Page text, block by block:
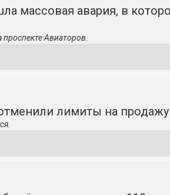
массовая авария, в
Авиаторов.
лимиты на